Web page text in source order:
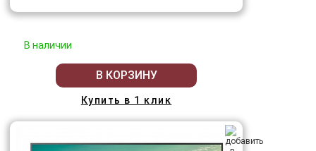
В наличии
В КОРЗИНУ
Купить в 1 клик